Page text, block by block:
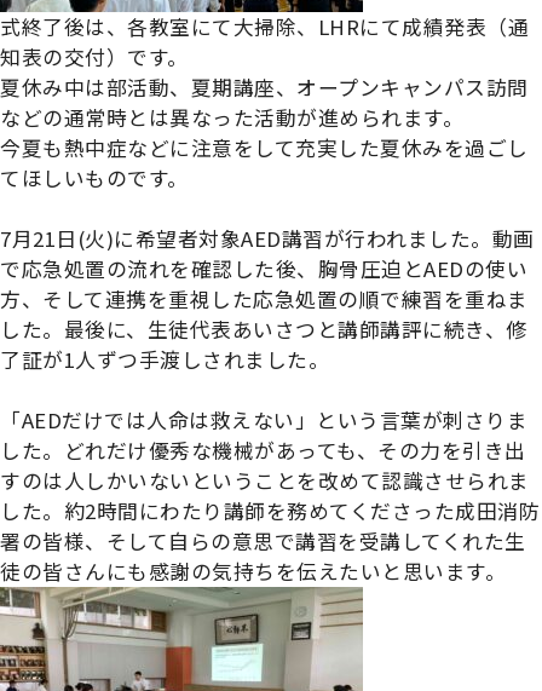
式終了後は、各教室にて大掃除、LHRにて成績発表（通
知表の交付）です。
夏休み中は部活動、夏期講座、オープンキャンパス訪問
などの通常時とは異なった活動が進められます。
今夏も熱中症などに注意をして充実した夏休みを過ごし
てほしいものです。
7月21日(火)に希望者対象AED講習が行われました。動画
で応急処置の流れを確認した後、胸骨圧迫とAEDの使い
方、そして連携を重視した応急処置の順で練習を重ねま
した。最後に、生徒代表あいさつと講師講評に続き、修
了証が1人ずつ手渡しされました。
「AEDだけでは人命は救えない」という言葉が刺さりま
した。どれだけ優秀な機械があっても、その力を引き出
すのは人しかいないということを改めて認識させられま
した。約2時間にわたり講師を務めてくださった成田消防
署の皆様、そして自らの意思で講習を受講してくれた生
徒の皆さんにも感謝の気持ちを伝えたいと思います。